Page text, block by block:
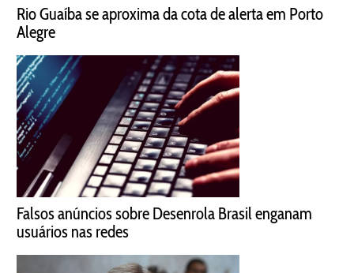
Rio Guaíba se aproxima da cota de alerta em Porto
Alegre
Falsos anúncios sobre Desenrola Brasil enganam
usuários nas redes